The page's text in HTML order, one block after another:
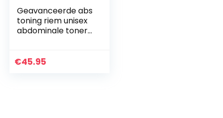
Geavanceerde abs
toning riem unisex
abdominale toner
€45.95